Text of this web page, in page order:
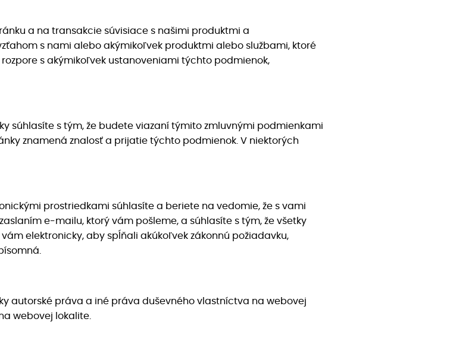
a na transakcie súvisiace s našimi produktmi a
s nami alebo akýmikoľvek produktmi alebo službami, ktoré
s akýmikoľvek ustanoveniami týchto podmienok,
súhlasíte s tým, že budete viazaní týmito zmluvnými podmienkami
znamená znalosť a prijatie týchto podmienok. V niektorých
prostriedkami súhlasíte a beriete na vedomie, že s vami
e-mailu, ktorý vám pošleme, a súhlasíte s tým, že všetky
elektronicky, aby spĺňali akúkoľvek zákonnú požiadavku,
autorské práva a iné práva duševného vlastníctva na webovej
webovej lokalite.